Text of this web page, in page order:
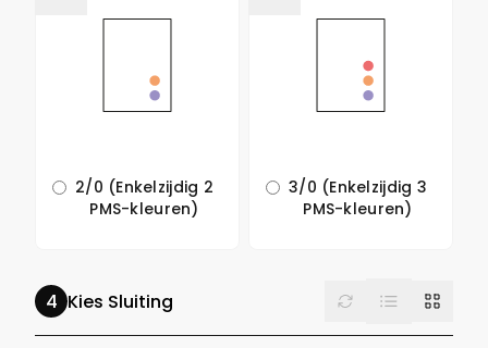
2/0 (Enkelzijdig 2
PMS-kleuren)
3/0 (Enkelzijdig 3
PMS-kleuren)
Kies Sluiting Reset List Grid